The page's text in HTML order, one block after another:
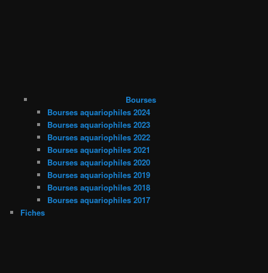
Bourses
Bourses aquariophiles 2024
Bourses aquariophiles 2023
Bourses aquariophiles 2022
Bourses aquariophiles 2021
Bourses aquariophiles 2020
Bourses aquariophiles 2019
Bourses aquariophiles 2018
Bourses aquariophiles 2017
Fiches